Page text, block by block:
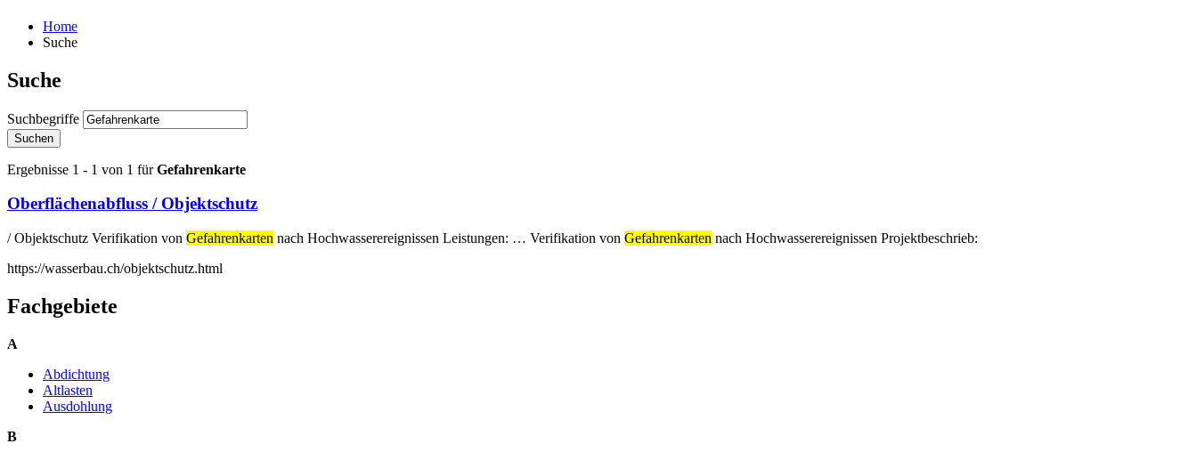
Home
Suche
Suche
Suchbegriffe
Suchen
Ergebnisse 1 - 1 von 1 fürGefahrenkarte
Oberflächenabfluss / Objektschutz
/ Objektschutz Verifikation von Gefahrenkarten nach Hochwasserereignissen Leistungen: … Verifikation von Gefahrenkarten nach Hochwasserereignissen Projektbeschrieb:
https://wasserbau.ch/objektschutz.html
Fachgebiete
A
Abdichtung
Altlasten
Ausdohlung
B